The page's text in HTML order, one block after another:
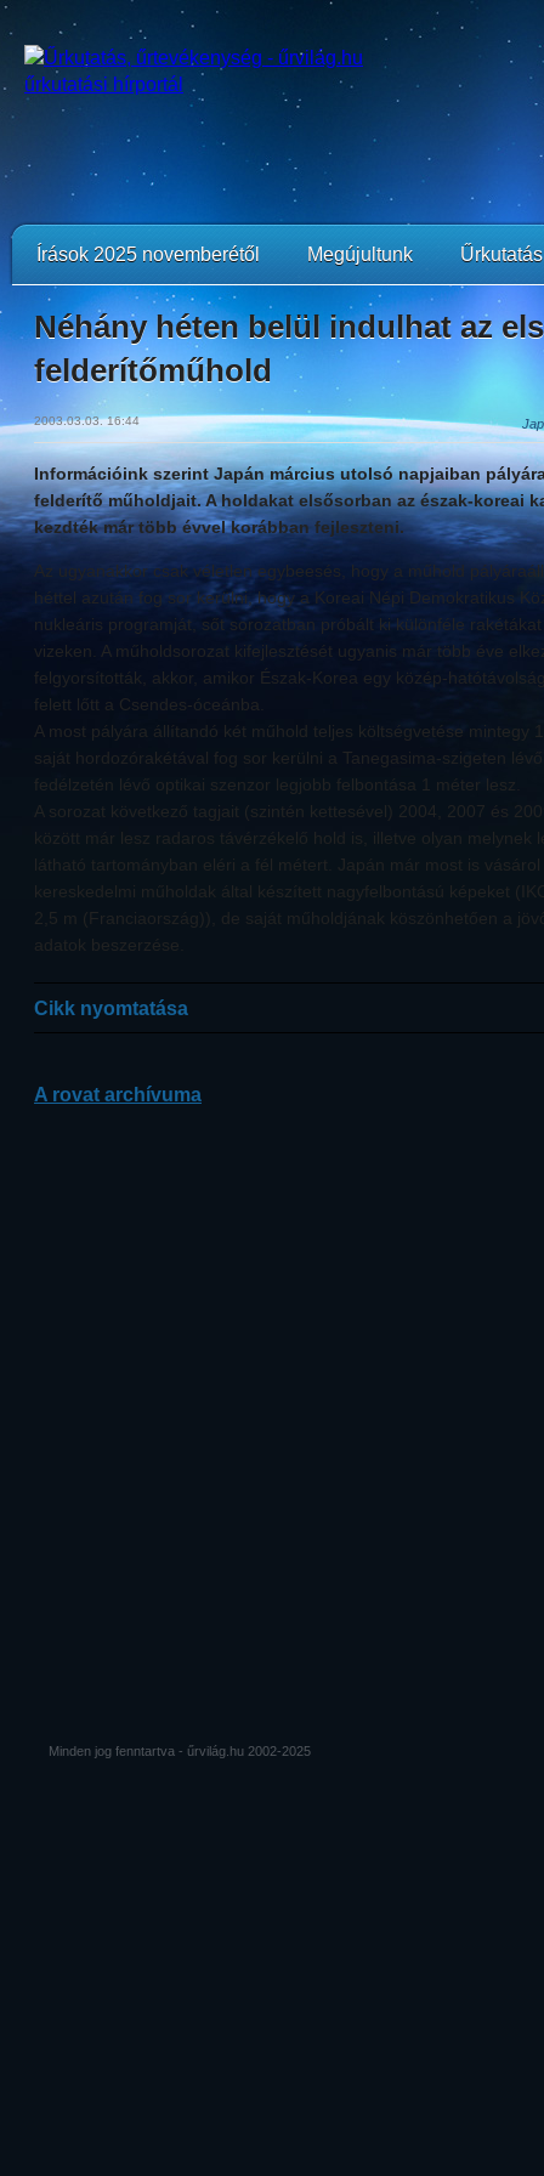
Írások 2025 novemberétől Megújultunk
Néhány héten belül indulhat az
felderítőműhold
2003.03.03. 16:44
Információink szerint Japán március utolsó napjaiban
felderítő műholdjait. A holdakat elsősorban az észak-koreai
kezdték már több évvel korábban fejleszteni.
Az ugyanakkor csak véletlen egybeesés, hogy a műhold
héttel azután fog sor kerülni, hogy a Koreai Népi Demokratikus
nukleáris programját, sőt sorozatban próbált ki különféle
vizeken. A műholdsorozat kifejlesztését ugyanis már több éve
felgyorsították, akkor, amikor Észak-Korea egy közép-
felett lőtt a Csendes-óceánba.
A most pályára állítandó két műhold teljes költségvetése mintegy
saját hordozórakétával fog sor kerülni a Tanegasima-szigeten
fedélzetén lévő optikai szenzor legjobb felbontása 1 méter lesz.
A sorozat következő tagjait (szintén kettesével) 2004, 2007 és
között már lesz radaros távérzékelő hold is, illetve olyan melynek
látható tartományban eléri a fél métert. Japán már most is
kereskedelmi műholdak által készített nagyfelbontású képeket
2,5 m (Franciaország)), de saját műholdjának köszönhetően a
adatok beszerzése.
Cikk nyomtatása
A rovat archívuma
Minden jog fenntartva - űrvilág.hu 2002-2025